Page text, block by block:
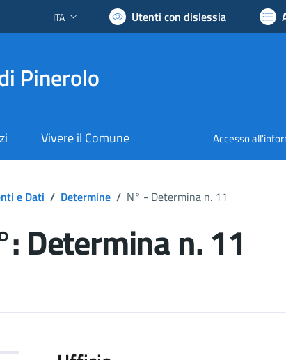
Lingua attiva:
ITA Utenti con dislessia
Pinerolo
Vivere il Comune Accesso
e Dati / Determine / N° - Determina n. 11
Determina n. 11